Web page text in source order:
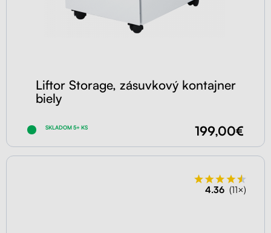
Liftor Storage, zásuvkový kontajner
biely
SKLADOM 5+ KS 199,00€
4.36 (11×)